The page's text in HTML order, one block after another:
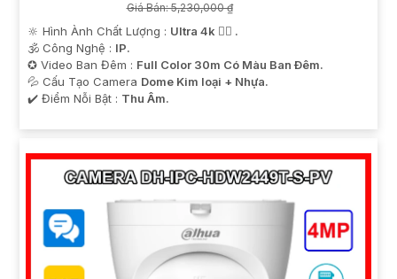
Giá Bán: 5,230,000 ₫
🔆 Hình Ành Chất Lượng : Ultra 4k 👍🏾 .
🕉️ Công Nghệ : IP.
✪ Video Ban Đêm : Full Color 30m Có Màu Ban Ðêm.
💦 Cấu Tạo Camera Dome Kim loại + Nhựa.
️✔️ Điểm Nỗi Bật : Thu Âm.